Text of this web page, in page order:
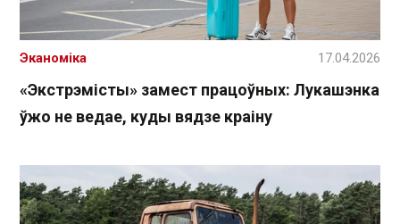
«Экстрэмісты» замест працоўных: Лукашэнка
ўжо не ведае, куды вядзе краіну
Эканоміка 17.04.2026